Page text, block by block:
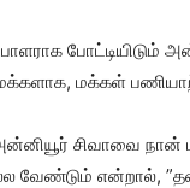
மக்கள்
சிவாவை நான்
என்றால்,